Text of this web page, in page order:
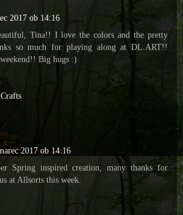
2017 ob 14:16
Tina!! I love the colors and the pretty
so much for playing along at DL.ART!!
Big hugs :)
2017 ob 14:16
Spring inspired creation, many thanks for
at Allsorts this week.